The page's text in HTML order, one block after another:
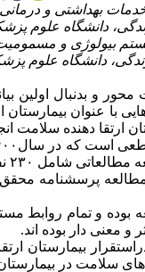
و بدنبال اولین
با عنوان
ارتقا دهنده سلامت
پرسشنامه
بوده و تمام روابط
و معنی دار بوده اند.
های سلامت در